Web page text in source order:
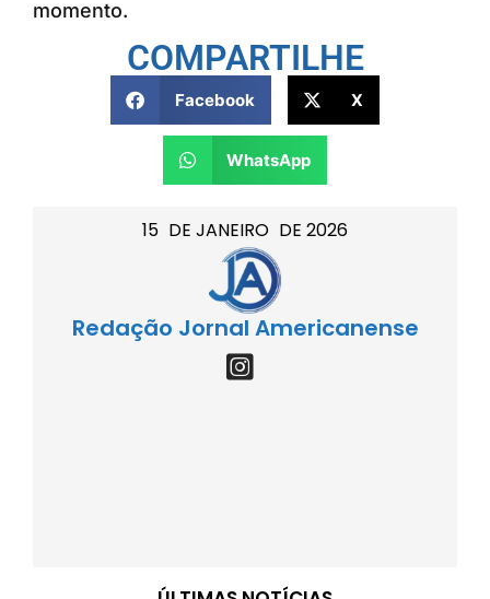
15 DE JANEIRO DE 2026
Redação Jornal Americanense
momento.
COMPARTILHE
Facebook X
WhatsApp